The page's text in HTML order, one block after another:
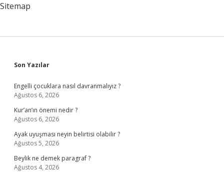
Sitemap
Sidebar
Son Yazılar
Engelli çocuklara nasıl davranmalıyız ?
Ağustos 6, 2026
Kur’an’ın önemi nedir ?
Ağustos 6, 2026
Ayak uyuşması neyin belirtisi olabilir ?
Ağustos 5, 2026
Beylik ne demek paragraf ?
Ağustos 4, 2026